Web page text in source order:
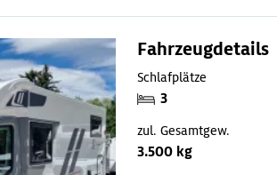
Fahrzeugdetails
Schlafplätze
3
zul. Gesamtgew.
3.500 kg